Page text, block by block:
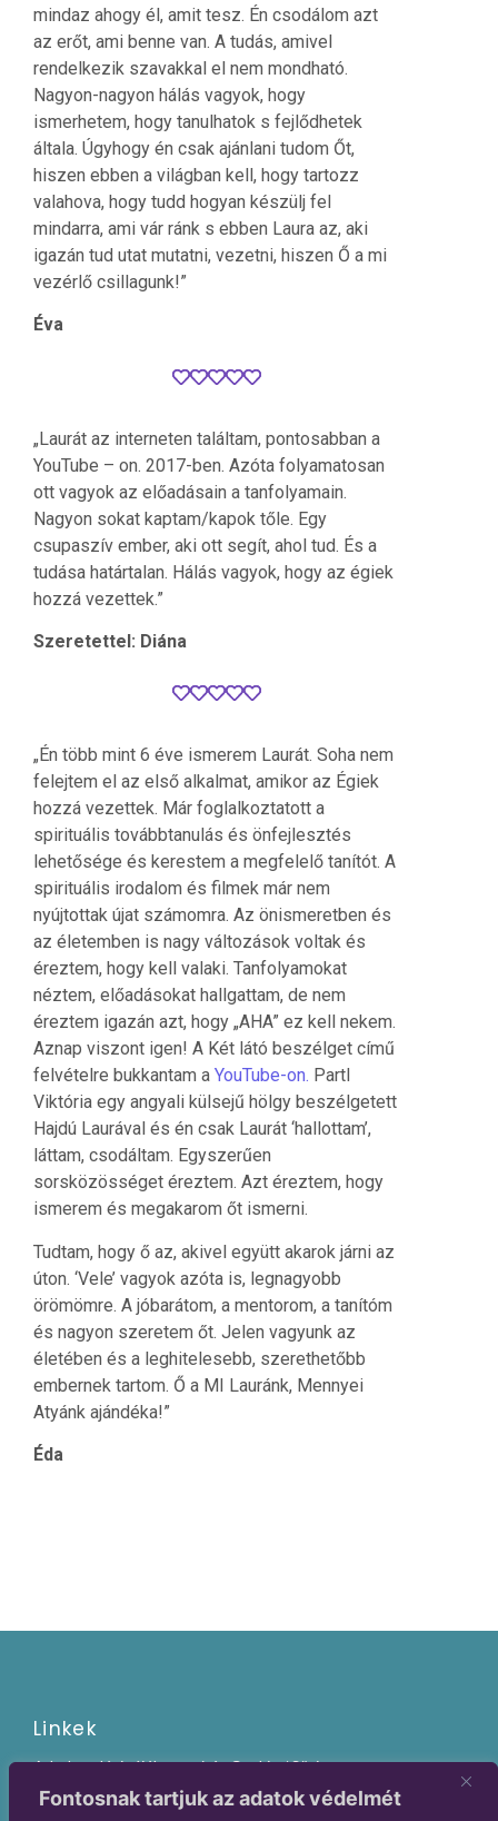
Fontosnak tartjuk az adatok védelmét
mindaz ahogy él, amit tesz. Én csodálom azt
az erőt, ami benne van. A tudás, amivel
rendelkezik szavakkal el nem mondható.
Nagyon-nagyon hálás vagyok, hogy
ismerhetem, hogy tanulhatok s fejlődhetek
általa. Úgyhogy én csak ajánlani tudom Őt,
hiszen ebben a világban kell, hogy tartozz
valahova, hogy tudd hogyan készülj fel
mindarra, ami vár ránk s ebben Laura az, aki
igazán tud utat mutatni, vezetni, hiszen Ő a mi
vezérlő csillagunk!”
Éva
„Laurát az interneten találtam, pontosabban a
YouTube – on. 2017-ben. Azóta folyamatosan
ott vagyok az előadásain a tanfolyamain.
Nagyon sokat kaptam/kapok tőle. Egy
csupaszív ember, aki ott segít, ahol tud. És a
tudása határtalan. Hálás vagyok, hogy az égiek
hozzá vezettek.”
Szeretettel: Diána
„Én több mint 6 éve ismerem Laurát. Soha nem
felejtem el az első alkalmat, amikor az Égiek
hozzá vezettek. Már foglalkoztatott a
spirituális továbbtanulás és önfejlesztés
lehetősége és kerestem a megfelelő tanítót. A
spirituális irodalom és filmek már nem
nyújtottak újat számomra. Az önismeretben és
az életemben is nagy változások voltak és
éreztem, hogy kell valaki. Tanfolyamokat
néztem, előadásokat hallgattam, de nem
éreztem igazán azt, hogy „AHA” ez kell nekem.
Aznap viszont igen! A Két látó beszélget című
felvételre bukkantam a YouTube-on. Partl
Viktória egy angyali külsejű hölgy beszélgetett
Hajdú Laurával és én csak Laurát ‘hallottam’,
láttam, csodáltam. Egyszerűen
sorsközösséget éreztem. Azt éreztem, hogy
ismerem és megakarom őt ismerni.
Tudtam, hogy ő az, akivel együtt akarok járni az
úton. ‘Vele’ vagyok azóta is, legnagyobb
örömömre. A jóbarátom, a mentorom, a tanítóm
és nagyon szeretem őt. Jelen vagyunk az
életében és a leghitelesebb, szerethetőbb
embernek tartom. Ő a MI Lauránk, Mennyei
Atyánk ajándéka!”
Éda
Linkek
Adatkezelési tájékoztató és Cookie / Süti